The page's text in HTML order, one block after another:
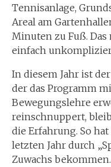
Tennisanlage,
Areal am
Minuten zu Fuß.
einfach
In diesem Jahr ist
der das Programm
Bewegungslehre
reinschnuppert,
die Erfahrung. So
letzten Jahr durch
Zuwachs bekommen.